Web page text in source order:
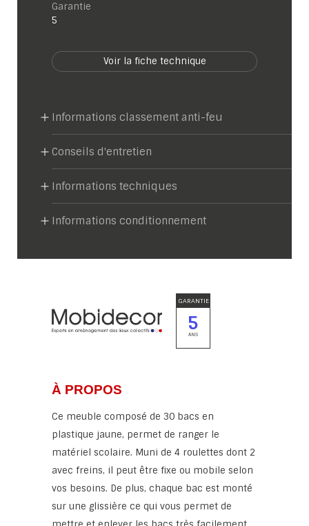
garantie
5
Voir la fiche technique
Informations classement anti-feu
Conseils d'entretien
Informations techniques
Informations conditionnement
GARANTIE
5
ANS
À PROPOS
Ce meuble composé de 30 bacs en
plastique jaune, permet de ranger le
matériel scolaire. Muni de 4 roulettes dont 2
avec freins, il peut être fixe ou mobile selon
vos besoins. De plus, chaque bac est monté
sur une glissière ce qui vous permet de